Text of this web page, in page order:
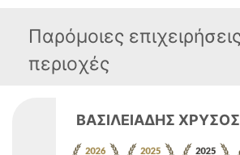
Παρόμοιες
περιοχές
ΒΑΣΙΛΕΙΑΔΗΣ